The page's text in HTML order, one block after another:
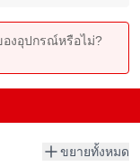
องอุปกรณ์หรือไม่?
ขยายทั้งหมด